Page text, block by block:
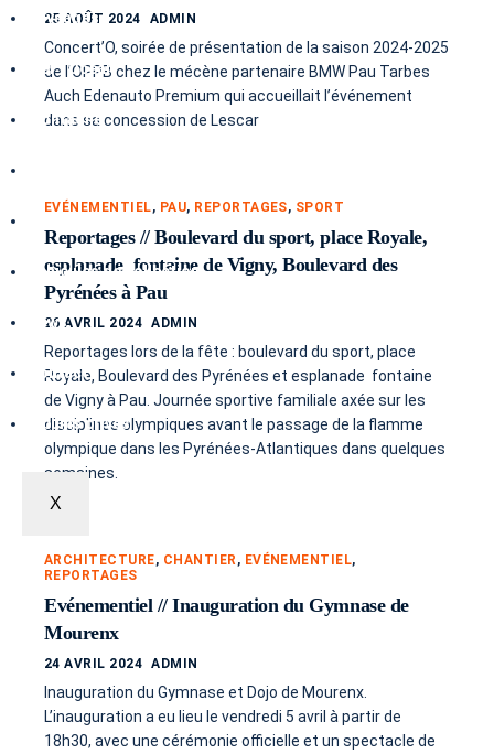
Paysages
Mer / Océan
Montagne
Véhicules de collection
News
Contact
Albums privés
X
25 AOÛT 2024 ADMIN
Concert’O, soirée de présentation de la saison 2024-2025
de l’OPPB chez le mécène partenaire BMW Pau Tarbes
Auch Edenauto Premium qui accueillait l’événement
dans sa concession de Lescar
EVÉNEMENTIEL, PAU, REPORTAGES, SPORT
Reportages // Boulevard du sport, place Royale,
esplanade fontaine de Vigny, Boulevard des
Pyrénées à Pau
26 AVRIL 2024 ADMIN
Reportages lors de la fête : boulevard du sport, place
Royale, Boulevard des Pyrénées et esplanade fontaine
de Vigny à Pau. Journée sportive familiale axée sur les
disciplines olympiques avant le passage de la flamme
olympique dans les Pyrénées-Atlantiques dans quelques
semaines.
ARCHITECTURE, CHANTIER, EVÉNEMENTIEL,
REPORTAGES
Evénementiel // Inauguration du Gymnase de
Mourenx
24 AVRIL 2024 ADMIN
Inauguration du Gymnase et Dojo de Mourenx.
L’inauguration a eu lieu le vendredi 5 avril à partir de
18h30, avec une cérémonie officielle et un spectacle de